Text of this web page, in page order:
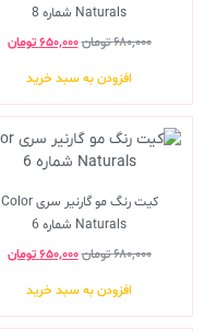
Naturals شماره 8
۶۸۰,۰۰۰تومان۶۵۰,۰۰۰ تومان
افزودن به سبد خرید
کیت رنگ مو گارنیر سری Color
Naturals شماره 6
۶۸۰,۰۰۰تومان۶۵۰,۰۰۰ تومان
افزودن به سبد خرید